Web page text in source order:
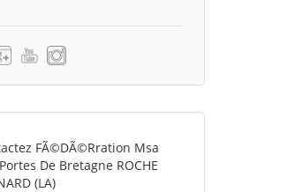
FÃ©dÃ©rration Msa
De Bretagne ROCHE
(LA)